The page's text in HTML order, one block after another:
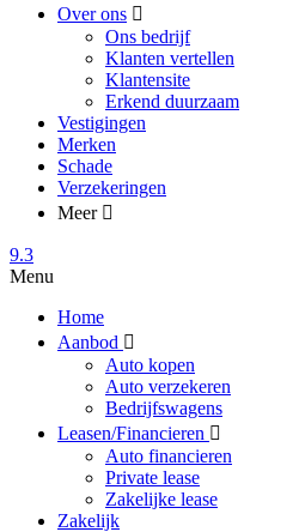
Over ons
Ons bedrijf
Klanten vertellen
Klantensite
Erkend duurzaam
Vestigingen
Merken
Schade
Verzekeringen
Meer
9.3
Menu
Home
Aanbod
Auto kopen
Auto verzekeren
Bedrijfswagens
Leasen/Financieren
Auto financieren
Private lease
Zakelijke lease
Zakelijk